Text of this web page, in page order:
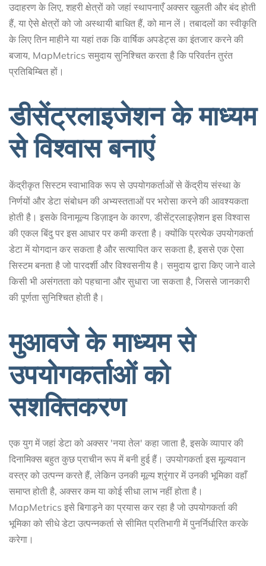
उदाहरण के लिए, शहरी क्षेत्रों को जहां स्थापनाएँ अक्सर खुलती और बंद होती
हैं, या ऐसे क्षेत्रों को जो अस्थायी बाधित हैं, को मान लें। तबादलों का स्वीकृति
के लिए तिन माहीने या यहां तक कि वार्षिक अपडेट्स का इंतजार करने की
बजाय, MapMetrics समुदाय सुनिश्चित करता है कि परिवर्तन तुरंत
प्रतिबिम्बित हों।
डीसेंट्रलाइजेशन के माध्यम
से विश्वास बनाएं
केंद्रीकृत सिस्टम स्वाभाविक रूप से उपयोगकर्ताओं से केंद्रीय संस्था के
निर्णयों और डेटा संबोधन की अभ्यस्तताओं पर भरोसा करने की आवश्यकता
होती है। इसके विनामूल्य डिज़ाइन के कारण, डीसेंट्रलाइज़ेशन इस विश्वास
की एकल बिंदु पर इस आधार पर कमी करता है। क्योंकि प्रत्येक उपयोगकर्ता
डेटा में योगदान कर सकता है और सत्यापित कर सकता है, इससे एक ऐसा
सिस्टम बनता है जो पारदर्शी और विश्वसनीय है। समुदाय द्वारा किए जाने वाले
किसी भी असंगतता को पहचाना और सुधारा जा सकता है, जिससे जानकारी
की पूर्णता सुनिश्चित होती है।
मुआवजे के माध्यम से
उपयोगकर्ताओं को
सशक्तिकरण
एक युग में जहां डेटा को अक्सर 'नया तेल' कहा जाता है, इसके व्यापार की
दिनामिक्स बहुत कुछ प्राचीन रूप में बनी हुई हैं। उपयोगकर्ता इस मूल्यवान
वस्त्र को उत्पन्न करते हैं, लेकिन उनकी मूल्य श्रृंगार में उनकी भूमिका वहाँ
समाप्त होती है, अक्सर कम या कोई सीधा लाभ नहीं होता है।
MapMetrics इसे बिगाड़ने का प्रयास कर रहा है जो उपयोगकर्ता की
भूमिका को सीधे डेटा उत्पन्नकर्ता से सीमित प्रतिभागी में पुनर्निर्धारित करके
करेगा।